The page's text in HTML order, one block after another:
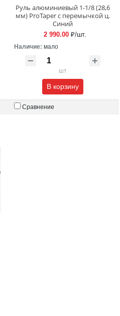
Руль алюминиевый 1-1/8 (28,6
мм) ProTaper c перемычкой ц.
Синий
2 990.00 ₽/шт.
Наличие: мало
шт
В корзину
Сравнение